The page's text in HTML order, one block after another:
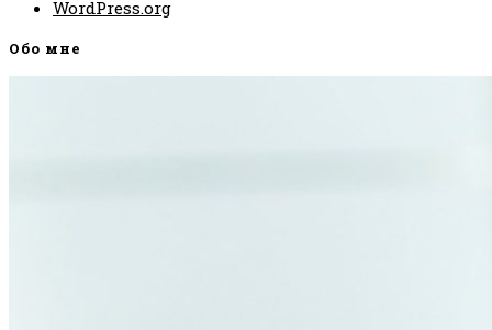
WordPress.org
Обо мне